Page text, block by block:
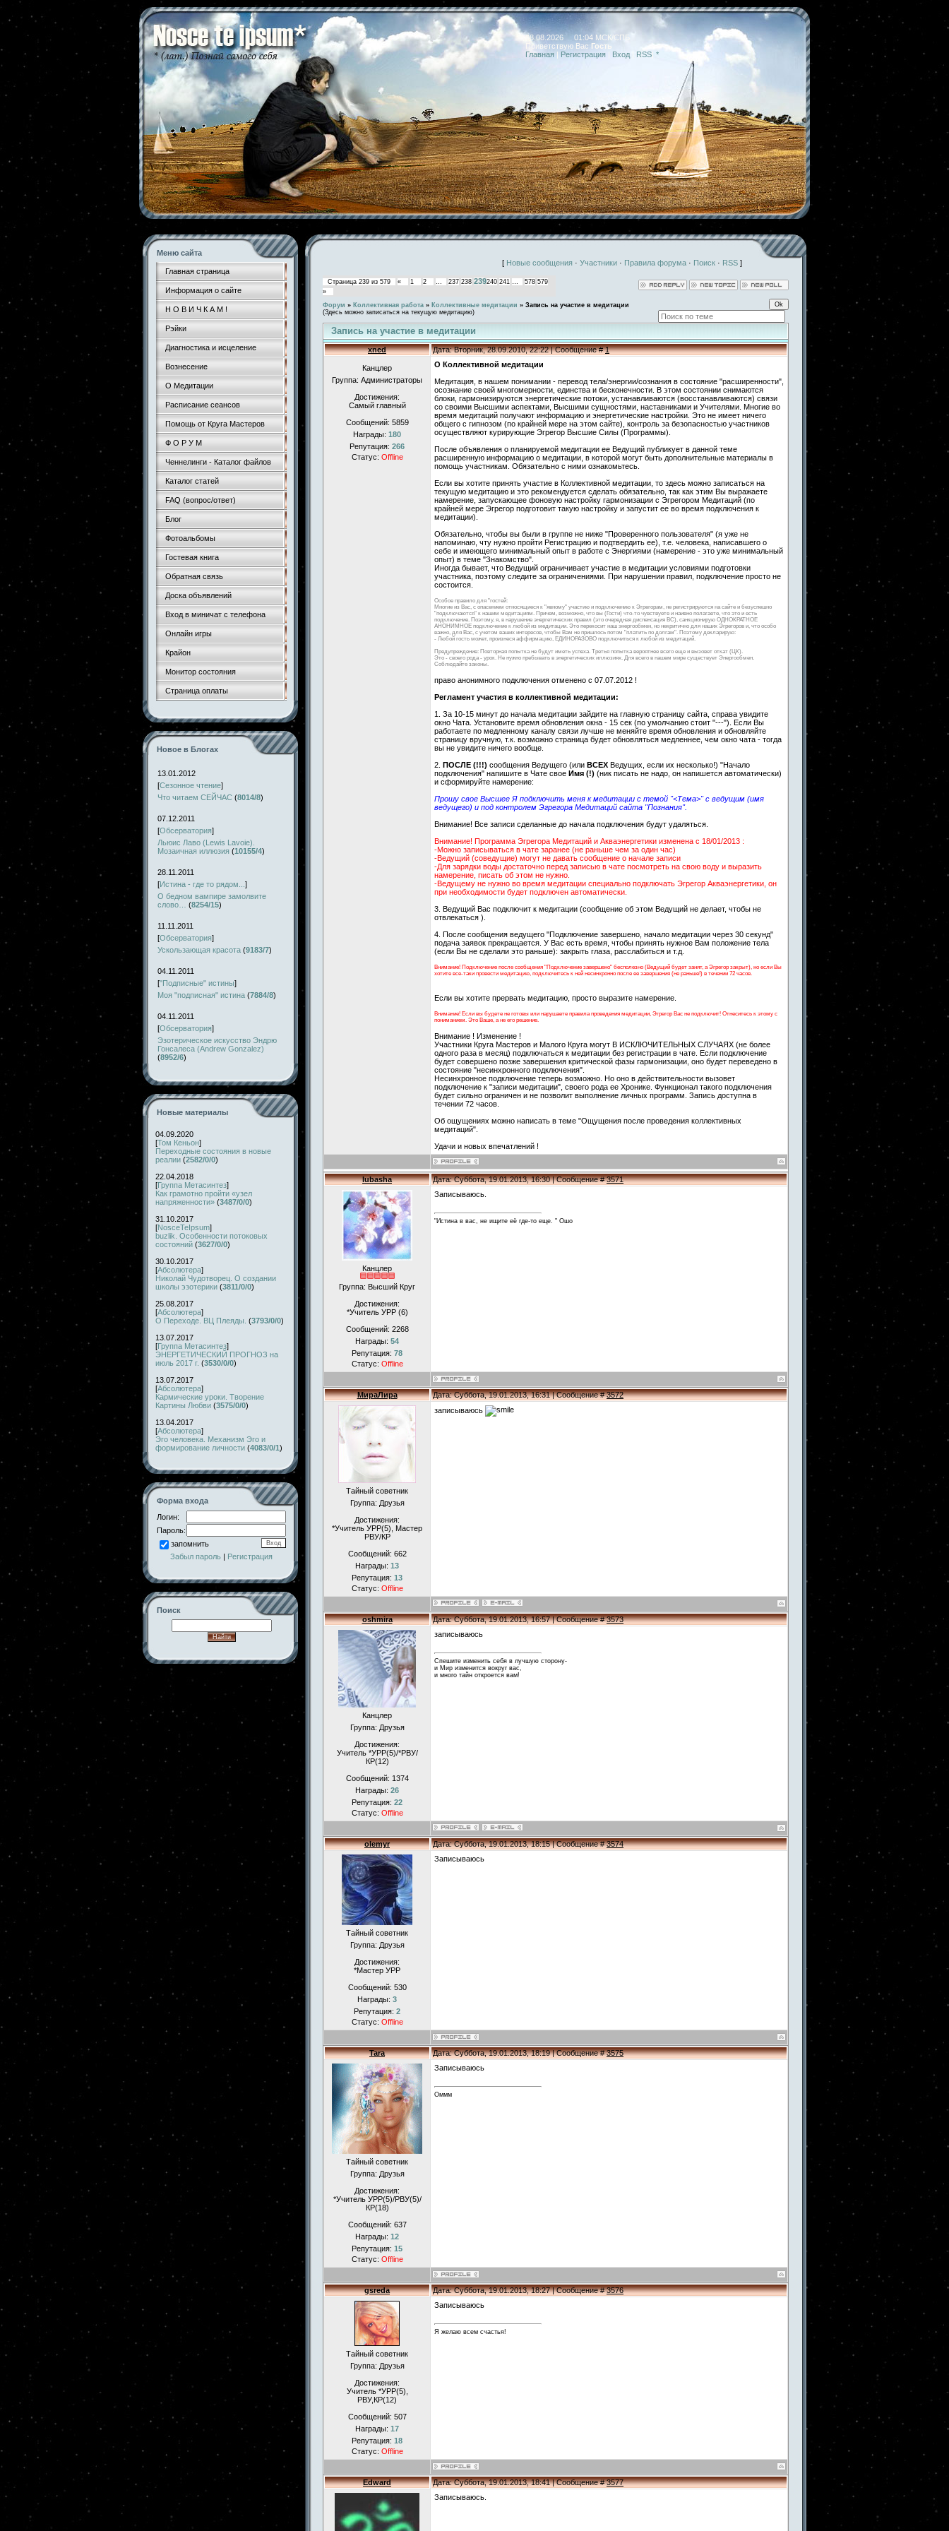
08.08.2026 01:04 МСК/СПБ
Приветствую Вас Гость
Главная | Регистрация | Вход RSS *
Меню сайта
Главная страница
Информация о сайте
Н О В И Ч К А М !
Рэйки
Диагностика и исцеление
Вознесение
О Медитации
Расписание сеансов
Помощь от Круга Мастеров
Ф О Р У М
Ченнелинги - Каталог файлов
Каталог статей
FAQ (вопрос/ответ)
Блог
Фотоальбомы
Гостевая книга
Обратная связь
Доска объявлений
Вход в миничат с телефона
Онлайн игры
Крайон
Монитор состояния
Страница оплаты
Новое в Блогах
13.01.2012
[Сезонное чтение]
Что читаем СЕЙЧАС (8014/8)
07.12.2011
[Обсерватория]
Льюис Лаво (Lewis Lavoie).
Мозаичная иллюзия (10155/4)
28.11.2011
[Истина - где то рядом... ]
О бедном вампире замолвите
слово…
(8254/15)
11.11.2011
[Обсерватория]
Ускользающая красота (9183/7)
04.11.2011
["Подписные" истины]
Моя "подписная" истина (7884/8)
04.11.2011
[Обсерватория]
Эзотерическое искусство Эндрю
Гонсалеса (Andrew Gonzalez)
(8952/6)
Новые материалы
04.09.2020
[Том Кеньон]
Переходные состояния в новые
реалии (2582/0/0)
22.04.2018
[Группа Метасинтез]
Как грамотно пройти «узел
напряженности» (3487/0/0)
31.10.2017
[NosceTeIpsum]
buzlik. Особенности потоковых
состояний (3627/0/0)
30.10.2017
[Абсолютера]
Николай Чудотворец. О создании
школы эзотерики (3811/0/0)
25.08.2017
[Абсолютера]
О Переходе. ВЦ Плеяды. (3793/0/0)
13.07.2017
[Группа Метасинтез]
ЭНЕРГЕТИЧЕСКИЙ ПРОГНОЗ на
июль 2017 г. (3530/0/0)
13.07.2017
[Абсолютера]
Кармические уроки. Творение
Картины Любви (3575/0/0)
13.04.2017
[Абсолютера]
Эго человека. Механизм Эго и
формирование личности (4083/0/1)
Форма входа
Логин:
Пароль:
запомнить
Забыл пароль | Регистрация
Поиск
[ Новые сообщения · Участники · Правила форума · Поиск · RSS ]
Страница 239 из 579 « 1 2 … 237 238 239240 241 … 578 579
»
Форум » Коллективная работа » Коллективные медитации » Запись на участие в медитации
(Здесь можно записаться на текущую медитацию)
Запись на участие в медитации
xned Дата: Вторник, 28.09.2010, 22:22 | Сообщение #1
Канцлер
Группа: Администраторы
Достижения:
Самый главный
Сообщений: 5859
Награды: 180
Репутация: 266
Статус: Offline
О Коллективной медитации
Медитация, в нашем понимании - перевод тела/энергии/сознания в состояние "расширенности",
осознание своей многомерности, единства и бесконечности. В этом состоянии снимаются
блоки, гармонизируются энергетические потоки, устанавливаются (восстанавливаются) связи
со своими Высшими аспектами, Высшими сущностями, наставниками и Учителями. Многие во
время медитаций получают информацию и энергетические настройки. Это не имеет ничего
общего с гипнозом (по крайней мере на этом сайте), контроль за безопасностью участников
осуществляют курирующие Эгрегор Высшие Силы (Программы).
После объявления о планируемой медитации ее Ведущий публикует в данной теме
расширенную информацию о медитации, в которой могут быть дополнительные материалы в
помощь участникам. Обязательно с ними ознакомьтесь.
Если вы хотите принять участие в Коллективной медитации, то здесь можно записаться на
текущую медитацию и это рекомендуется сделать обязательно, так как этим Вы выражаете
намерение, запускающее фоновую настройку гармонизации с Эгрегором Медитаций (по
крайней мере Эгрегор подготовит такую настройку и запустит ее во время подключения к
медитации).
Обязательно, чтобы вы были в группе не ниже "Проверенного пользователя" (я уже не
напоминаю, чту нужно пройти Регистрацию и подтвердить ее), т.е. человека, написавшего о
себе и имеющего минимальный опыт в работе с Энергиями (намерение - это уже минимальный
опыт) в теме "Знакомство".
Иногда бывает, что Ведущий ограничивает участие в медитации условиями подготовки
участника, поэтому следите за ограничениями. При нарушении правил, подключение просто не
состоится.
Особое правило для "гостей:
Многие из Вас, с опасением относящиеся к "явному" участию и подключению к Эгрегорам, не регистрируются на сайте и безуспешно
"подключаются" к нашим медитациям. Причем, возможно, что вы (Гости) что-то чувствуете и наивно полагаете, что это и есть
подключение. Поэтому, я, в нарушение энергетических правил (это очередная диспенсация ВС), санкционирую ОДНОКРАТНОЕ
АНОНИМНОЕ подключение к любой из медитации. Это перекосит наш энергообмен, но некритично для наших Эгрегоров и, что особо
важно, для Вас, с учетом ваших интересов, чтобы Вам не пришлось потом "платить по долгам". Поэтому декларирую:
- Любой гость может, произнеся аффирмацию, ЕДИНОРАЗОВО подключиться к любой из медитаций.
Предупреждение: Повторная попытка не будут иметь успеха. Третья попытка вероятнее всего еще и вызовет откат (ЦК).
Это - своего рода - урок. Не нужно пребывать в энергетических иллюзиях. Для всего в нашем мире существует Энергообмен.
Соблюдайте законы.
право анонимного подключения отменено с 07.07.2012 !
Регламент участия в коллективной медитации:
1. За 10-15 минут до начала медитации зайдите на главную страницу сайта, справа увидите
окно Чата. Установите время обновления окна - 15 сек (по умолчанию стоит "---"). Если Вы
работаете по медленному каналу связи лучше не меняйте время обновления и обновляйте
страницу вручную, т.к. возможно страница будет обновляться медленнее, чем окно чата - тогда
вы не увидите ничего вообще.
2. ПОСЛЕ (!!!) сообщения Ведущего (или ВСЕХ Ведущих, если их несколько!) "Начало
подключения" напишите в Чате свое Имя (!) (ник писать не надо, он напишется автоматически)
и сформируйте намерение:
Прошу свое Высшее Я подключить меня к медитации с темой "<Тема>" с ведущим (имя
ведущего) и под контролем Эгрегора Медитаций сайта "Познания".
Внимание! Все записи сделанные до начала подключения будут удаляться.
Внимание! Программа Эгрегора Медитаций и Акваэнергетики изменена c 18/01/2013 :
-Можно записываться в чате заранее (не раньше чем за один час)
-Ведущий (соведущие) могут не давать сообщение о начале записи
-Для зарядки воды достаточно перед записью в чате посмотреть на свою воду и выразить
намерение, писать об этом не нужно.
-Ведущему не нужно во время медитации специально подключать Эгрегор Акваэнергетики, он
при необходимости будет подключен автоматически.
3. Ведущий Вас подключит к медитации (сообщение об этом Ведущий не делает, чтобы не
отвлекаться ).
4. После сообщения ведущего "Подключение завершено, начало медитации через 30 секунд"
подача заявок прекращается. У Вас есть время, чтобы принять нужное Вам положение тела
(если Вы не сделали это раньше): закрыть глаза, расслабиться и т.д.
Внимание! Подключение после сообщения "Подключение завершено" бесполезно (Ведущий будет занят, а Эгрегор закрыт), но если Вы
хотите все-таки провести медитацию, подключитесь к ней несинхронно после ее завершения (не раньше!) в течении 72 часов.
Если вы хотите прервать медитацию, просто выразите намерение.
Внимание! Если вы будете не готовы или нарушаете правила проведения медитации, Эгрегор Вас не подключит! Отнеситесь к этому с
пониманием. Это Ваше, а не его решение.
Внимание ! Изменение !
Участники Круга Мастеров и Малого Круга могут В ИСКЛЮЧИТЕЛЬНЫХ СЛУЧАЯХ (не более
одного раза в месяц) подключаться к медитации без регистрации в чате. Если подключение
будет совершено позже завершения критической фазы гармонизации, оно будет переведено в
состояние "несинхронного подключения".
Несинхронное подключение теперь возможно. Но оно в действительности вызовет
подключение к "записи медитации", своего рода ее Хронике. Функционал такого подключения
будет сильно ограничен и не позволит выполнение личных программ. Запись доступна в
течении 72 часов.
Об ощущениях можно написать в теме "Ощущения после проведения коллективных
медитаций".
Удачи и новых впечатлений !
lubasha Дата: Суббота, 19.01.2013, 16:30 | Сообщение #3571
Канцлер
Группа: Высший Круг
Достижения:
*Учитель УРР (6)
Сообщений: 2268
Награды: 54
Репутация: 78
Статус: Offline
Записываюсь.
"Истина в вас, не ищите её где-то еще. " Ошо
МираЛира Дата: Суббота, 19.01.2013, 16:31 | Сообщение #3572
Тайный советник
Группа: Друзья
Достижения:
*Учитель УРР(5), Маcтер
РВУ/КР
Сообщений: 662
Награды: 13
Репутация: 13
Статус: Offline
записываюсь
oshmira Дата: Суббота, 19.01.2013, 16:57 | Сообщение #3573
Канцлер
Группа: Друзья
Достижения:
Учитель *УРР(5)/*РВУ/
КР(12)
Сообщений: 1374
Награды: 26
Репутация: 22
Статус: Offline
записываюсь
Спешите изменить себя в лучшую сторону-
и Мир изменится вокруг вас,
и много тайн откроется вам!
olemyr Дата: Суббота, 19.01.2013, 18:15 | Сообщение #3574
Тайный советник
Группа: Друзья
Достижения:
*Мастер УРР
Сообщений: 530
Награды: 3
Репутация: 2
Статус: Offline
Записываюсь
Tara Дата: Суббота, 19.01.2013, 18:19 | Сообщение #3575
Тайный советник
Группа: Друзья
Достижения:
*Учитель УРР(5)/РВУ(5)/
КР(18)
Сообщений: 637
Награды: 12
Репутация: 15
Статус: Offline
Записываюсь
Оммм
gsreda Дата: Суббота, 19.01.2013, 18:27 | Сообщение #3576
Тайный советник
Группа: Друзья
Достижения:
Учитель *УРР(5),
РВУ,КР(12)
Сообщений: 507
Награды: 17
Репутация: 18
Статус: Offline
Записываюсь
Я желаю всем счастья!
Edward Дата: Суббота, 19.01.2013, 18:41 | Сообщение #3577
Записываюсь.